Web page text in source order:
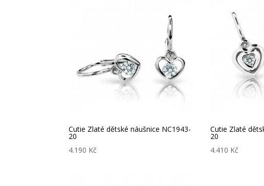
Cutie Zlaté dětské náušnice NC1943-
20
4.190 Kč
Cutie Zlaté
20
4.410 Kč